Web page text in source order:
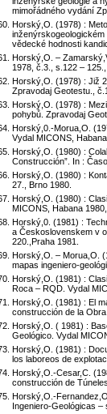
mimořádného vydání
Horský,O. (1978) :
vědecké hodnosti
Horský,O. –
1978, č.3., s.122 –
Horský,O. (1978) : Již
Zpravodaj Geotestu.,
Horský,O. (1978) :
pohybů. Zpravodaj
Horský,0.-Morua,O.
Vydal MICONS,
Horský,O. (1980) :
Construcción”. In :
Horský,O. (1980) :
27., Brno 1980.
Horský,O. (1980) :
MICONS, Habana
Horský,0. (1981) :
a Československem v
220.,Praha 1981.
Horský,O. – Morua,O.
mapas ingeniero-
Horský,O. (1981) :
Roca – RQD. Vydal
Horský,O. (1981) : El
construcción de la
Horský,O. ( 1981) :
Geológico. Vydal
Horský,O. (1981) :
los laboreos de
Horský,O.-Cesar,C.
construcción de
Horský,O.-
Ingeniero-Geológicas –